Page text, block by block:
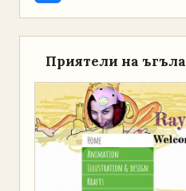
Приятели на ъгъла